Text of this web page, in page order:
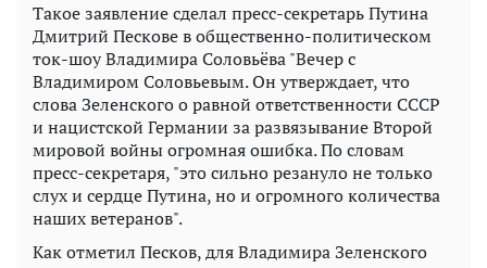
Такое заявление сделал пресс-секретарь Путина
Дмитрий Пескове в общественно-политическом
ток-шоу Владимира Соловьёва "Вечер с
Владимиром Соловьевым. Он утверждает, что
слова Зеленского о равной ответственности СССР
и нацистской Германии за развязывание Второй
мировой войны огромная ошибка. По словам
пресс-секретаря, "это сильно резануло не только
слух и сердце Путина, но и огромного количества
наших ветеранов".
Как отметил Песков, для Владимира Зеленского